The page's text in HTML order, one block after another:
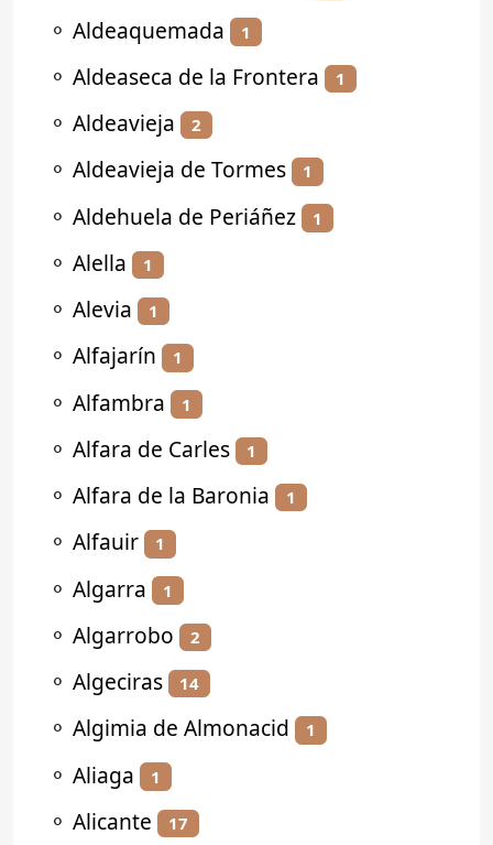
⚬ Aldeaquemada 1
⚬ Aldeaseca de la Frontera 1
⚬ Aldeavieja 2
⚬ Aldeavieja de Tormes 1
⚬ Aldehuela de Periáñez 1
⚬ Alella 1
⚬ Alevia 1
⚬ Alfajarín 1
⚬ Alfambra 1
⚬ Alfara de Carles 1
⚬ Alfara de la Baronia 1
⚬ Alfauir 1
⚬ Algarra 1
⚬ Algarrobo 2
⚬ Algeciras 14
⚬ Algimia de Almonacid 1
⚬ Aliaga 1
⚬ Alicante 17